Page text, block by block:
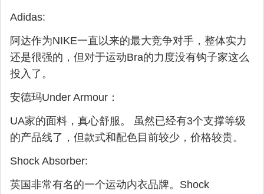
Adidas:
阿达作为NIKE一直以来的最大竞争对手，整体实力
还是很强的，但对于运动Bra的力度没有钩子家这么
投入了。
安德玛Under Armour：
UA家的面料，真心舒服。 虽然已经有3个支撑等级
的产品线了，但款式和配色目前较少，价格较贵。
Shock Absorber:
英国非常有名的一个运动内衣品牌。Shock